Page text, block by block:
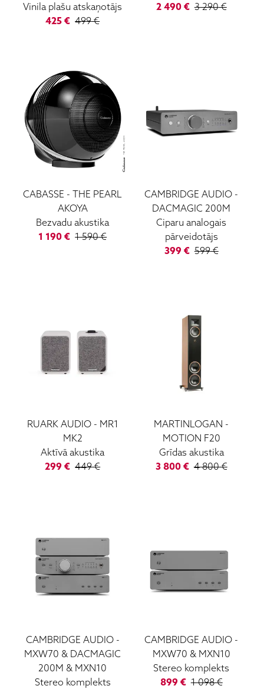
Vinila plašu atskaņotājs
425 € 499€
2 490€ 3 290€
CABASSE -THE PEARL
AKOYA
Bezvadu akustika
1 190 € 1 590€
CAMBRIDGE AUDIO -
DACMAGIC 200M
Ciparu analogais
pārveidotājs
399€ 599€
RUARK AUDIO- MR1
MK2
Aktīvā akustika
299 € 449€
MARTINLOGAN -
MOTION F20
Grīdas akustika
3 800€ 4 800€
CAMBRIDGE AUDIO-
MXW70 & DACMAGIC
200M & MXN10
Stereo komplekts
CAMBRIDGE AUDIO -
MXW70 & MXN10
Stereo komplekts
899€ 1 098€